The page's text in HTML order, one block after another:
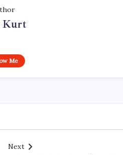
Kurt
Me
Next